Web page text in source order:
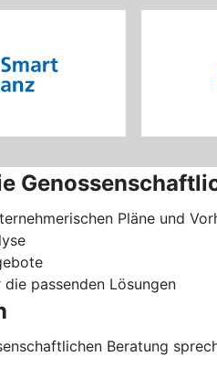
Pläne und
passenden Lösungen
Beratung